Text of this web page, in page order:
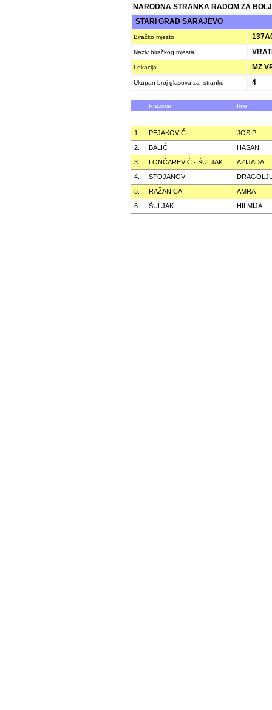
NARODNA STRANKA RADOM ZA
STARI GRAD SARAJEVO
Biračko mjesto
Naziv biračkog mjesta
Lokacija MZ
Ukupan broj glasova za stranku 4
Prezime Ime
1. PEJAKOVIĆ
JOSIP
2.
BALIĆ
HASAN
3.
LONČAREVIĆ - ŠULJAK
AZIJADA
4.
STOJANOV
5.
RAŽANICA
AMRA
6.
ŠULJAK HILMIJA